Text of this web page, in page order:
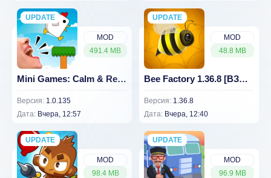
MOD
491.4 MB
UPDATE
NEW
Mini Games: Calm & Relax
Версия: 1.0.135
Дата: Вчера, 12:57
MOD
48.8 MB
UPDATE
NEW
Bee Factory 1.36.8 [ВЗЛОМ: много денег]
Версия: 1.36.8
Дата: Вчера, 12:40
MOD
98.4 MB
UPDATE
NEW
MOD
96.9 MB
UPDATE
NEW